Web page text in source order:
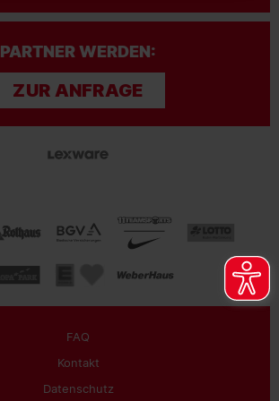
PARTNER WERDEN:
ZUR ANFRAGE
FAQ
Kontakt
Datenschutz